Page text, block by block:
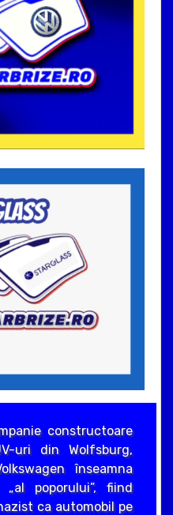
constructoare
uri din Wolfsburg,
înseamna
„al poporului”, fiind
ca automobil pe